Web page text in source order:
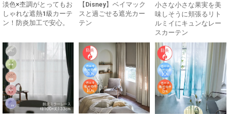
淡色×杢調がとってもお
しゃれな遮熱1級カーテ
ン！防炎加工で安心。
【Disney】ベイマック
スと過ごせる遮光カー
テン
小さな小さな果実を美
味しそうに頬張るリト
ルミイにキュンなレー
スカーテン